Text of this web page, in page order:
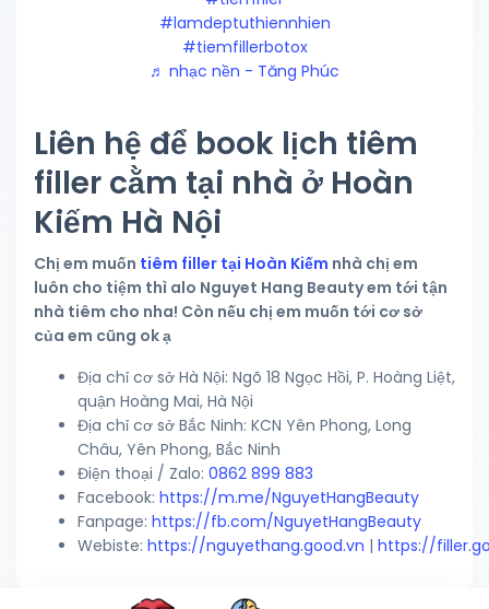
#lamdeptuthiennhien
#tiemfillerbotox
♬ nhạc nền - Tăng Phúc
Liên hệ để book lịch tiêm
filler cằm tại nhà ở Hoàn
Kiếm Hà Nội
Chị em muốn tiêm filler tại Hoàn Kiếm nhà chị em
luôn cho tiệm thì alo Nguyet Hang Beauty em tới tận
nhà tiêm cho nha! Còn nếu chị em muốn tới cơ sở
của em cũng ok ạ
Địa chỉ cơ sở Hà Nội: Ngõ 18 Ngọc Hồi, P. Hoàng Liệt,
quận Hoàng Mai, Hà Nội
Địa chỉ cơ sở Bắc Ninh: KCN Yên Phong, Long
Châu, Yên Phong, Bắc Ninh
Điện thoại / Zalo: 0862 899 883
Facebook: https://m.me/NguyetHangBeauty
Fanpage: https://fb.com/NguyetHangBeauty
Webiste: https://nguyethang.good.vn | https://